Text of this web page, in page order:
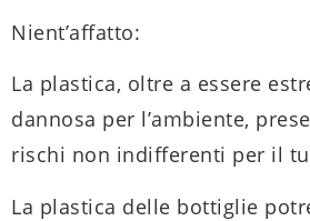
Nient’affatto:
La plastica, oltre a essere
dannosa per l’ambiente,
rischi non indifferenti per il
La plastica delle bottiglie